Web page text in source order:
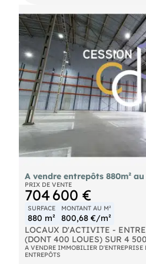
- Atelier / entrepôt : 330 m² 
pont roulant 5 tonnes avec
plafond.
- Second bâtiment (tôle) : 200
coulissant.
- Aire de lavage avec bassin
- Terrain clos : 4 400 m² 
- Emplacement : axe passant 
véhicules / jour.
A vendre entrepôts 880m²
PRIX DE VENTE
704 600 €
SURFACE
880 m²
MONTANT AU M²
800,68 €/m²
LOCAUX D'ACTIVITE -
(DONT 400 LOUES) SUR 4
CEDER AU SUD DE NÎMES
construit en 2015 en
A VENDRE IMMOBILIER
ENTREPÔTS